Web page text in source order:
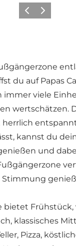
ZurückWeiter
du auf Papas
immer viele
wertschätzen.
kannst du
und
Stimmung
bietet Frühstück,
klassisches
Pizza,